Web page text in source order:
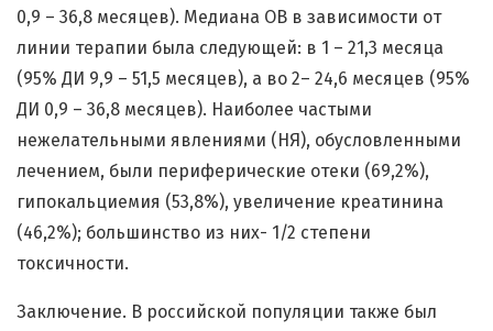
0,9 – 36,8 месяцев). Медиана ОВ в зависимости от
линии терапии была следующей: в 1 – 21,3 месяца
(95% ДИ 9,9 – 51,5 месяцев), а во 2– 24,6 месяцев (95%
ДИ 0,9 – 36,8 месяцев). Наиболее частыми
нежелательными явлениями (НЯ), обусловленными
лечением, были периферические отеки (69,2%),
гипокальциемия (53,8%), увеличение креатинина
(46,2%); большинство из них- 1/2 степени
токсичности.
Заключение. В российской популяции также был